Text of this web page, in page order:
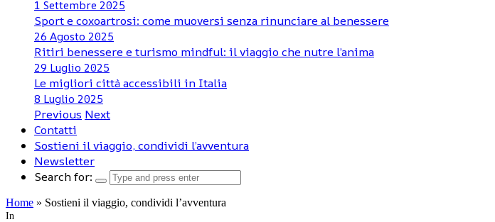
1 Settembre 2025
Sport e coxoartrosi: come muoversi senza rinunciare al benessere
26 Agosto 2025
Ritiri benessere e turismo mindful: il viaggio che nutre l’anima
29 Luglio 2025
Le migliori città accessibili in Italia
8 Luglio 2025
Previous Next
Contatti
Sostieni il viaggio, condividi l’avventura
Newsletter
Search for:
Home » Sostieni il viaggio, condividi l’avventura
In